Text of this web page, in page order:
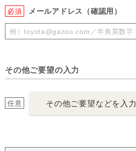
必須 メールアドレス（確認用）
その他ご要望の入力
任意 その他ご要望などを入力